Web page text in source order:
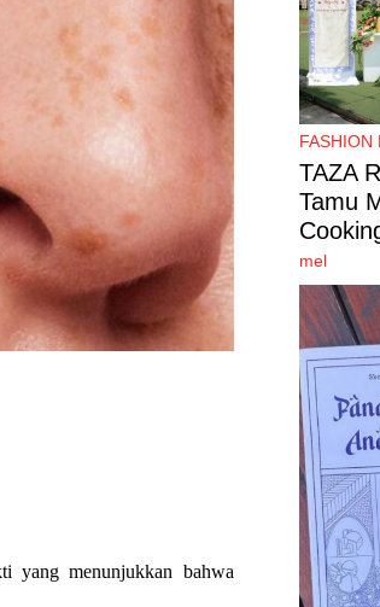
yang menunjukkan bahwa
FASHION
TAZA
Tamu
mel